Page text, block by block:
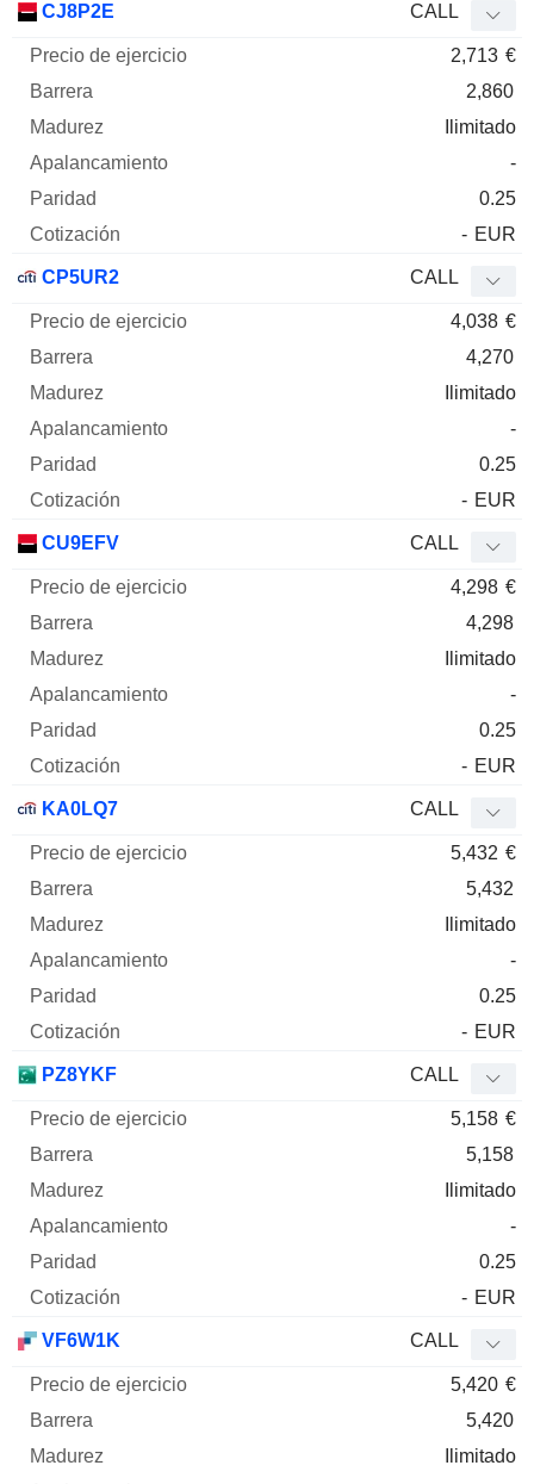
CJ8P2E CALL
2,713 €
2,860
Ilimitado
-
0.25
- EUR
CP5UR2 CALL
4,038 €
4,270
Ilimitado
-
0.25
- EUR
CU9EFV CALL
4,298 €
4,298
Ilimitado
-
0.25
- EUR
KA0LQ7 CALL
5,432 €
5,432
Ilimitado
-
0.25
- EUR
PZ8YKF CALL
5,158 €
5,158
Ilimitado
-
0.25
- EUR
VF6W1K CALL
5,420 €
5,420
Ilimitado